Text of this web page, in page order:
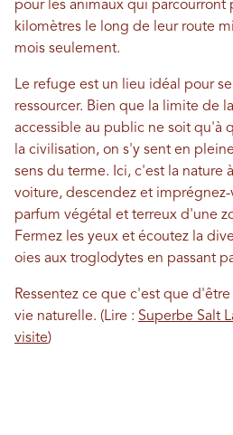
pour les animaux qui parcourront
kilomètres le long de leur route
mois seulement.
Le refuge est un lieu idéal pour
ressourcer. Bien que la limite de
accessible au public ne soit qu'à
la civilisation, on s'y sent en
sens du terme. Ici, c'est la nature
voiture, descendez et imprégnez-
parfum végétal et terreux d'une
Fermez les yeux et écoutez la
oies aux troglodytes en passant
Ressentez ce que c'est que
vie naturelle. (Lire : Superbe Salt
visite)